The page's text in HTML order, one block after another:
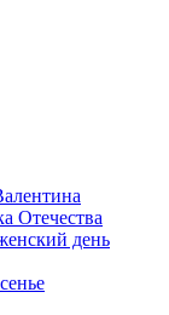
Отечества
день